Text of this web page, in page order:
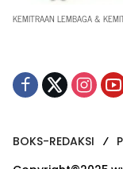
KEMITRAAN LEMBAGA &
BOKS-REDAKSI